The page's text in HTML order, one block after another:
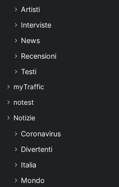
Artisti
Interviste
News
Recensioni
Testi
myTraffic
notest
Notizie
Coronavirus
Divertenti
Italia
Mondo